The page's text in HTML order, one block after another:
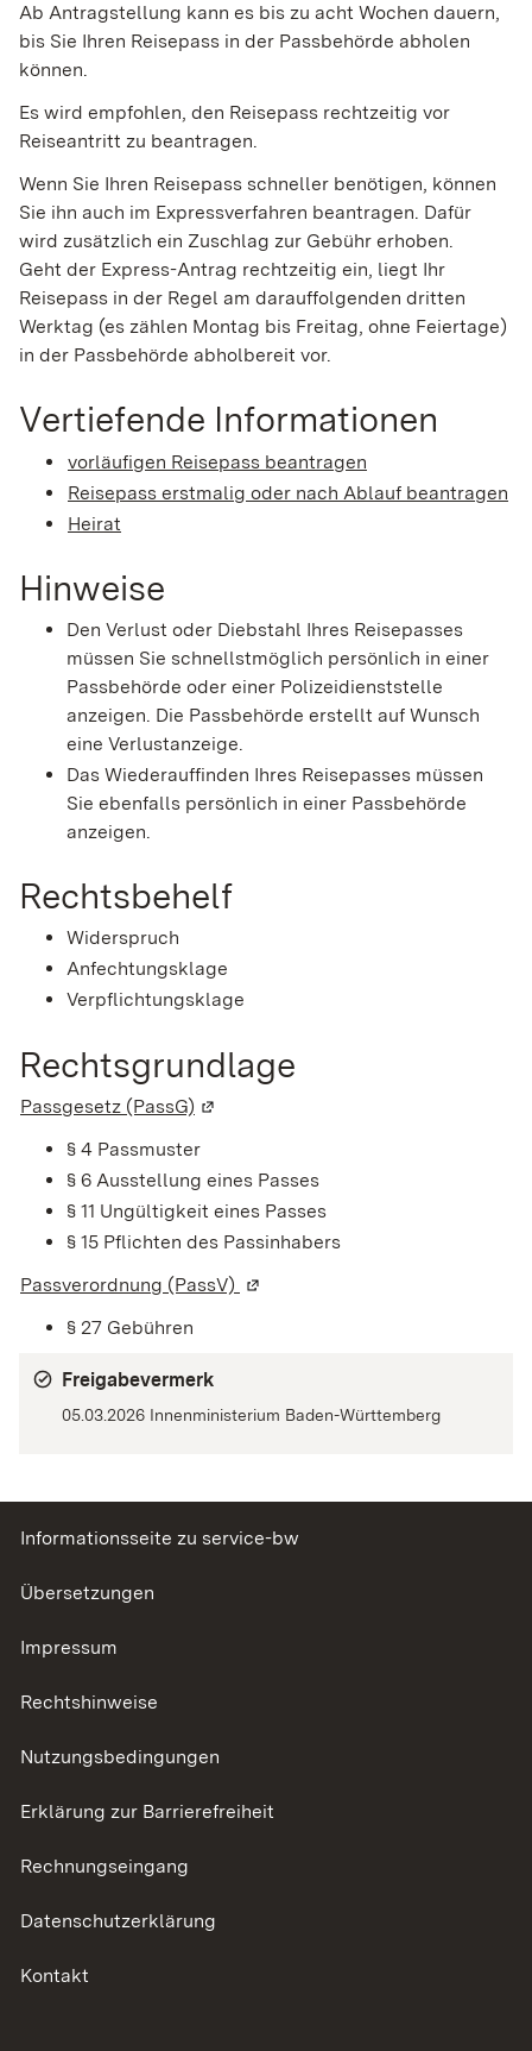
Ab Antragstellung kann es bis zu acht Wochen dauern,
bis Sie Ihren Reisepass in der Passbehörde abholen
können.
Es wird empfohlen, den Reisepass rechtzeitig vor
Reiseantritt zu beantragen.
Wenn Sie Ihren Reisepass schneller benötigen, können
Sie ihn auch im Expressverfahren beantragen. Dafür
wird zusätzlich ein Zuschlag zur Gebühr erhoben.
Geht der Express-Antrag rechtzeitig ein, liegt Ihr
Reisepass in der Regel am darauffolgenden dritten
Werktag (es zählen Montag bis Freitag, ohne Feiertage)
in der Passbehörde abholbereit vor.
Vertiefende Informationen
vorläufigen Reisepass beantragen
Reisepass erstmalig oder nach Ablauf beantragen
Heirat
Hinweise
Den Verlust oder Diebstahl Ihres Reisepasses
müssen Sie schnellstmöglich persönlich in einer
Passbehörde oder einer Polizeidienststelle
anzeigen. Die Passbehörde erstellt auf Wunsch
eine Verlustanzeige.
Das Wiederauffinden Ihres Reisepasses müssen
Sie ebenfalls persönlich in einer Passbehörde
anzeigen.
Rechtsbehelf
Widerspruch
Anfechtungsklage
Verpflichtungsklage
Rechtsgrundlage
Passgesetz (PassG) (Wird in einem neuen Fenster
§ 4 Passmuster
§ 6 Ausstellung eines Passes
§ 11 Ungültigkeit eines Passes
§ 15 Pflichten des Passinhabers
Passverordnung (PassV) (Wird in einem neuen Fenster
§ 27 Gebühren
Freigabevermerk
05.03.2026 Innenministerium Baden-Württemberg
Informationsseite zu service-bw
Übersetzungen
Impressum
Rechtshinweise
Nutzungsbedingungen
Erklärung zur Barrierefreiheit
Rechnungseingang
Datenschutzerklärung
Kontakt